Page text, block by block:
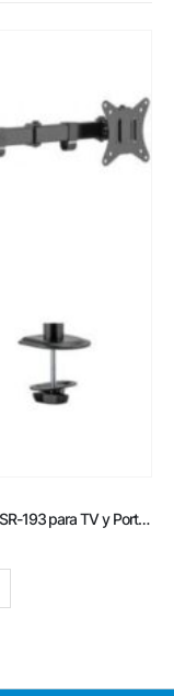
Soporte de Mesa Orientable/ Inclinable DTL32TSR-193 para TV y Portátil de 17-32′